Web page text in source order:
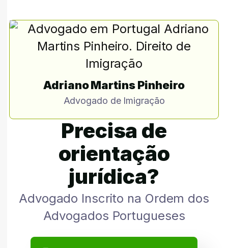
Adriano Martins Pinheiro
Advogado de Imigração
Precisa de
orientação
jurídica?
Advogado Inscrito na Ordem dos
Advogados Portugueses